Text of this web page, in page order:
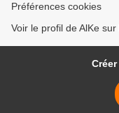
Préférences cookies
Voir le profil de AlKe